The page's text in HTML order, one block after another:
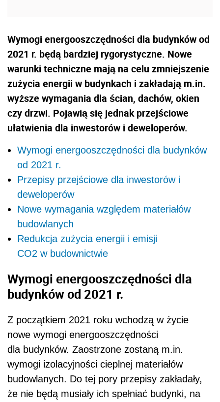
Wymogi energooszczędności dla budynków od
2021 r. będą bardziej rygorystyczne. Nowe
warunki techniczne mają na celu zmniejszenie
zużycia energii w budynkach i zakładają m.in.
wyższe wymagania dla ścian, dachów, okien
czy drzwi. Pojawią się jednak przejściowe
ułatwienia dla inwestorów i deweloperów.
Wymogi energooszczędności dla budynków
od 2021 r.
Przepisy przejściowe dla inwestorów i
deweloperów
Nowe wymagania względem materiałów
budowlanych
Redukcja zużycia energii i emisji
CO2 w budownictwie
Wymogi energooszczędności dla
budynków od 2021 r.
Z początkiem 2021 roku wchodzą w życie
nowe wymogi energooszczędności
dla budynków. Zaostrzone zostaną m.in.
wymogi izolacyjności cieplnej materiałów
budowlanych. Do tej pory przepisy zakładały,
że nie będą musiały ich spełniać budynki, na